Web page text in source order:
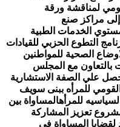
لمناقشة ورقة
مراكز صنع
الخدمات الطبية
التطوع الحزبي للقيادات
الصحية للمواطنين
مع المجلس
علي الصفة الاستشارية
للمرأه ببنى سويف
للمرأه المساواة بين
تعزيز المشاركة
المساواة في